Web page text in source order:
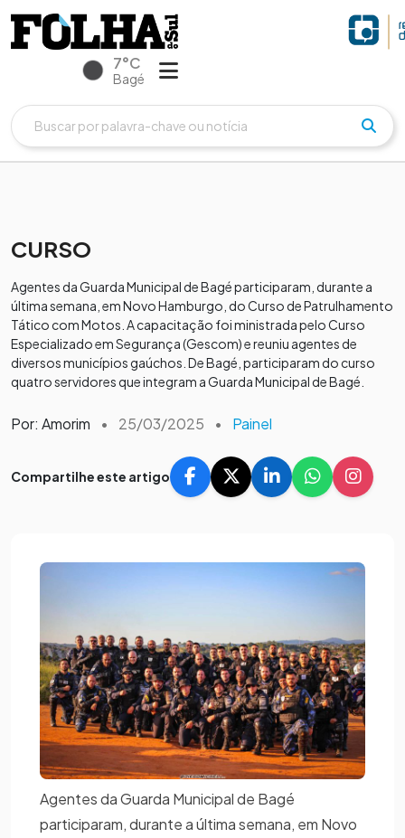
7°C
Bagé
CURSO
Agentes da Guarda Municipal de Bagé participaram, durante a
última semana, em Novo Hamburgo, do Curso de Patrulhamento
Tático com Motos. A capacitação foi ministrada pelo Curso
Especializado em Segurança (Gescom) e reuniu agentes de
diversos municípios gaúchos. De Bagé, participaram do curso
quatro servidores que integram a Guarda Municipal de Bagé.
Por: Amorim • 25/03/2025 • Painel
Compartilhe este artigo
Agentes da Guarda Municipal de Bagé
participaram, durante a última semana, em Novo